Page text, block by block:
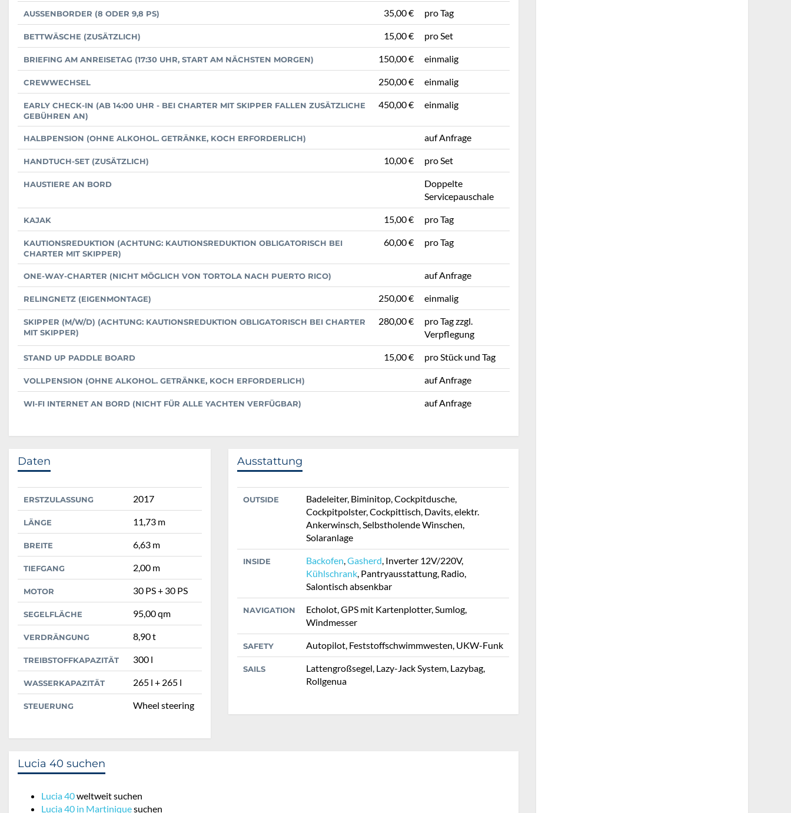
AUSSENBORDER (8 ODER 9,8 PS) 35,00 € pro Tag
BETTWÄSCHE (ZUSÄTZLICH) 15,00 € pro Set
BRIEFING AM ANREISETAG (17:30 UHR, START AM NÄCHSTEN MORGEN) 150,00 € einmalig
CREWWECHSEL 250,00 € einmalig
EARLY CHECK-IN (AB 14:00 UHR - BEI CHARTER MIT SKIPPER FALLEN ZUSÄTZLICHE
GEBÜHREN AN)
450,00 € einmalig
HALBPENSION (OHNE ALKOHOL. GETRÄNKE, KOCH ERFORDERLICH) auf Anfrage
HANDTUCH-SET (ZUSÄTZLICH) 10,00 € pro Set
HAUSTIERE AN BORD
Doppelte
Servicepauschale
KAJAK 15,00 € pro Tag
KAUTIONSREDUKTION (ACHTUNG: KAUTIONSREDUKTION OBLIGATORISCH BEI
CHARTER MIT SKIPPER)
60,00 € pro Tag
ONE-WAY-CHARTER (NICHT MÖGLICH VON TORTOLA NACH PUERTO RICO) auf Anfrage
RELINGNETZ (EIGENMONTAGE) 250,00 € einmalig
SKIPPER (M/W/D) (ACHTUNG: KAUTIONSREDUKTION OBLIGATORISCH BEI CHARTER
MIT SKIPPER)
280,00 €
pro Tag zzgl.
Verpflegung
STAND UP PADDLE BOARD 15,00 € pro Stück und Tag
VOLLPENSION (OHNE ALKOHOL. GETRÄNKE, KOCH ERFORDERLICH) auf Anfrage
WI-FI INTERNET AN BORD (NICHT FÜR ALLE YACHTEN VERFÜGBAR) auf Anfrage
Daten
ERSTZULASSUNG 2017
LÄNGE 11,73 m
BREITE 6,63 m
TIEFGANG 2,00 m
MOTOR 30 PS + 30 PS
SEGELFLÄCHE 95,00 qm
VERDRÄNGUNG 8,90 t
TREIBSTOFFKAPAZITÄT 300 l
WASSERKAPAZITÄT 265 l + 265 l
STEUERUNG Wheel steering
Ausstattung
OUTSIDE
Badeleiter, Biminitop, Cockpitdusche,
Cockpitpolster, Cockpittisch, Davits, elektr.
Ankerwinsch, Selbstholende Winschen,
Solaranlage
INSIDE Backofen,Gasherd, Inverter 12V/220V,
Kühlschrank, Pantryausstattung, Radio,
Salontisch absenkbar
NAVIGATION
Echolot, GPS mit Kartenplotter, Sumlog,
Windmesser
SAFETY Autopilot, Feststoffschwimmwesten, UKW-Funk
SAILS
Lattengroßsegel, Lazy-Jack System, Lazybag,
Rollgenua
Lucia 40 suchen
Lucia 40weltweit suchen
Lucia 40 in Martiniquesuchen